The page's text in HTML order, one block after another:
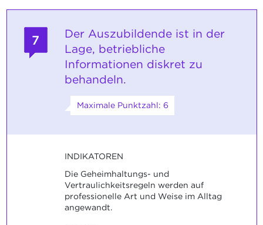
7
Der Auszubildende ist in der
Lage, betriebliche
Informationen diskret zu
behandeln.
Maximale Punktzahl: 6
INDIKATOREN
Die Geheimhaltungs- und
Vertraulichkeitsregeln werden auf
professionelle Art und Weise im Alltag
angewandt.